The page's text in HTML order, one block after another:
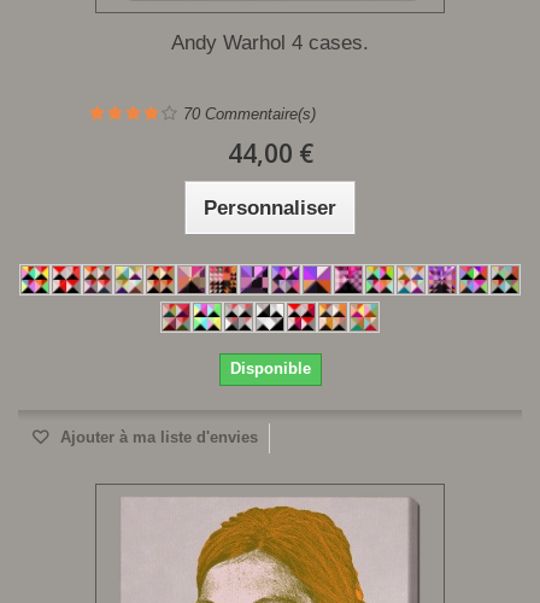
Andy Warhol 4 cases.
70 Commentaire(s)
44,00 €
Personnaliser
Disponible
Ajouter à ma liste d'envies